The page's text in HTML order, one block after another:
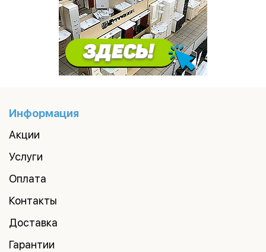
Информация
Акции
Услуги
Оплата
Контакты
Доставка
Гарантии